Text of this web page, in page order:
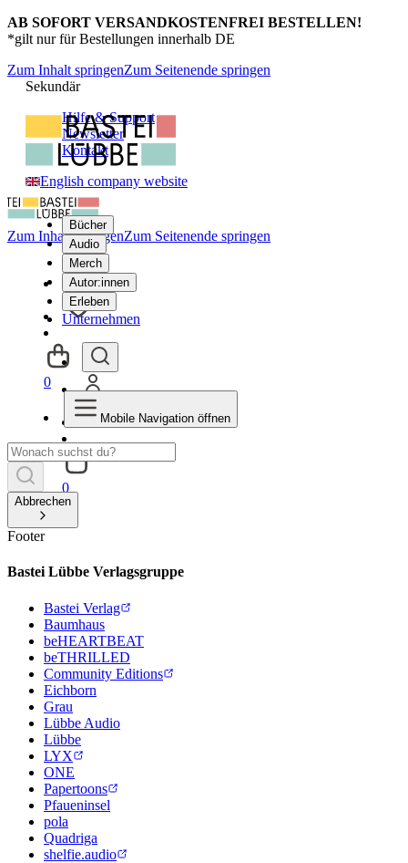
AB SOFORT VERSANDKOSTENFREI BESTELLEN!
*gilt nur für Bestellungen innerhalb DE
Zum Inhalt springenZum Seitenende springen
Sekundär
Hilfe & Support
Newsletter
Kontakt
English company website
Bücher
Audio
Merch
Autor:innen
Erleben
Unternehmen
0
Zum Inhalt springenZum Seitenende springen
0
Mobile Navigation öffnen
Abbrechen
Footer
Bastei Lübbe Verlagsgruppe
Bastei Verlag
Baumhaus
beHEARTBEAT
beTHRILLED
Community Editions
Eichborn
Grau
Lübbe Audio
Lübbe
LYX
ONE
Papertoons
Pfaueninsel
pola
Quadriga
shelfie.audio